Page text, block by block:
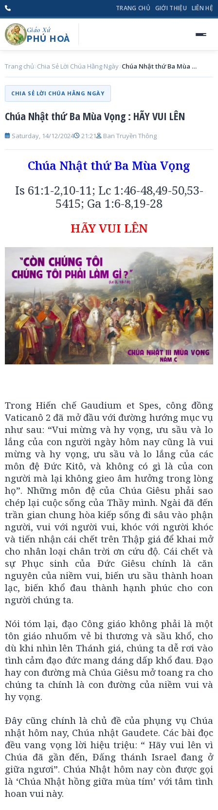
TRANG CHỦ GIỚI THIỆU LIÊN HỆ
Giáo Xứ
PHÚ HOÀ
Trang chủ Chia Sẻ Lời Chúa Hằng Ngày Chúa Nhật thứ Ba Mùa Vọng : HÃY VUI LÊN
CHIA SẺ LỜI CHÚA HẰNG NGÀY
Chúa Nhật thứ Ba Mùa Vọng : HÃY VUI LÊN
Saturday, 14/12/2024 21:21 Ban Truyền Thông
Chúa Nhật thứ Ba Mùa Vọng
Is 61:1-2,10-11; Lc 1:46-48,49-50,53-
5415; Ga 1:6-8,19-28
HÃY VUI LÊN
Trong Hiến chế Gaudium et Spes, công đồng
Vaticanô 2 đã mở đầu với đường hướng mục vụ
như sau: “Vui mừng và hy vọng, ưu sầu và lo
lắng của con người ngày hôm nay cũng là vui
mừng và hy vọng, ưu sầu và lo lắng của các
môn đệ Đức Kitô, và không có gì là của con
người mà lại không gieo âm hưởng trong lòng
họ”. Những môn đệ của Chúa Giêsu phải sao
chép lại cuộc sống của Thầy mình. Ngài đã đến
trần gian chung hòa kiếp sống đi sâu vào phận
người, vui với người vui, khóc với người khóc
và tiến nhận cái chết trên Thập giá để khai mở
cho nhân loại chân trời ơn cứu độ. Cái chết và
sự Phục sinh của Đức Giêsu chính là căn
nguyên của niềm vui, biến ưu sầu thành hoan
lạc, biến khổ đau thành hạnh phúc cho con
người chúng ta.
Nói tóm lại, đạo Công giáo không phải là một
tôn giáo nhuốm vẻ bi thương và sầu khổ, cho
dù khi nhìn lên Thánh giá, chúng ta dễ rơi vào
tình cảm đạo đức mang dáng dấp khổ đau. Đạo
hay con đường mà Chúa Giêsu mở toang ra cho
chúng ta chính là con đường của niềm vui và
hy vọng.
Đây cũng chính là chủ đề của phụng vụ Chúa
nhật hôm nay, Chúa nhật Gaudete. Các bài đọc
đều vang vọng lời hiệu triệu: “ Hãy vui lên vì
Chúa đã gần đến, Đấng thánh Israel đang ở
giữa ngươi”. Chúa Nhật hôm nay còn được gọi
là ‘Chúa Nhật hồng giữa mùa tím’ với tâm tình
hoan vui này.